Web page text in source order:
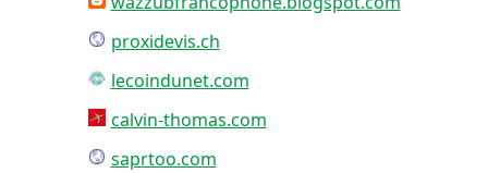
proxidevis.ch
lecoindunet.com
calvin-thomas.com
saprtoo.com